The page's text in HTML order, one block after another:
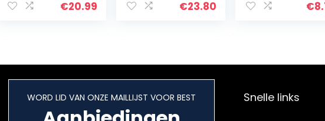
behandeling,
{Snail…
€20.99 €23.80
Infrarood Led€
WORD LID VAN ONZE MAILLIJST VOOR BEST Snelle links